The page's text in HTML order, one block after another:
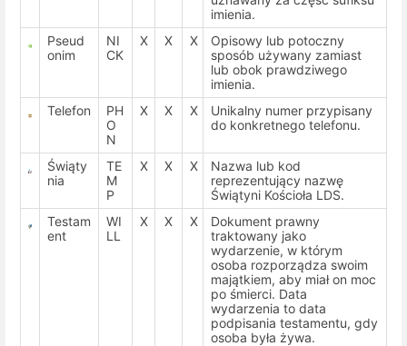
imienia.
Pseud
onim
NI
CK
X X X
Opisowy lub potoczny
sposób używany zamiast
lub obok prawdziwego
imienia.
Telefon
PH
O
N
X X X
Unikalny numer przypisany
do konkretnego telefonu.
Świąty
nia
TE
M
P
X X X
Nazwa lub kod
reprezentujący nazwę
Świątyni Kościoła LDS.
Testam
ent
WI
LL
X X X
Dokument prawny
traktowany jako
wydarzenie, w którym
osoba rozporządza swoim
majątkiem, aby miał on moc
po śmierci. Data
wydarzenia to data
podpisania testamentu, gdy
osoba była żywa.